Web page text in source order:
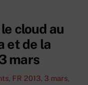
cloud au
et de la
mars
, FR 2013, 3 mars,